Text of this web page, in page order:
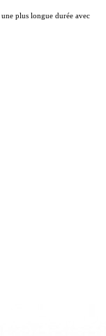
plus longue durée avec